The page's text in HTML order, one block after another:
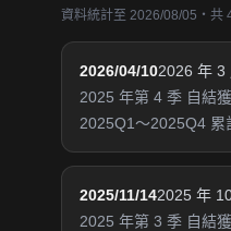
資料統計至 2026/08/05・共
2026/04/102026 年 3
2025 年第 4 季 自結
2025Q1～2025Q4 累
2025/11/142025 年
2025 年第 3 季 自結